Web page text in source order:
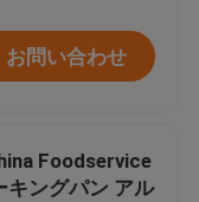
お問い合わせ
Foodservice
キングパン アル